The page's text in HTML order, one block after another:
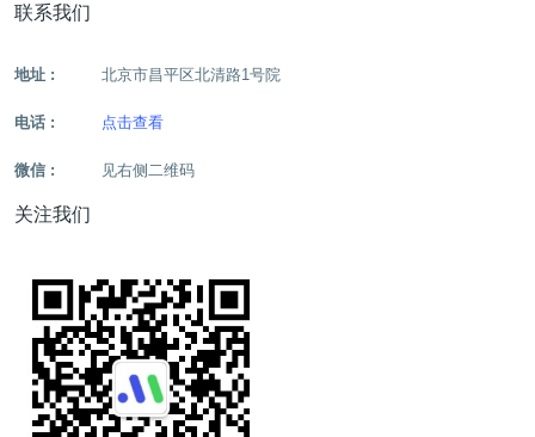
联系我们
地址 : 北京市昌平区北清路1号院
电话 : 点击查看
微信 : 见右侧二维码
关注我们